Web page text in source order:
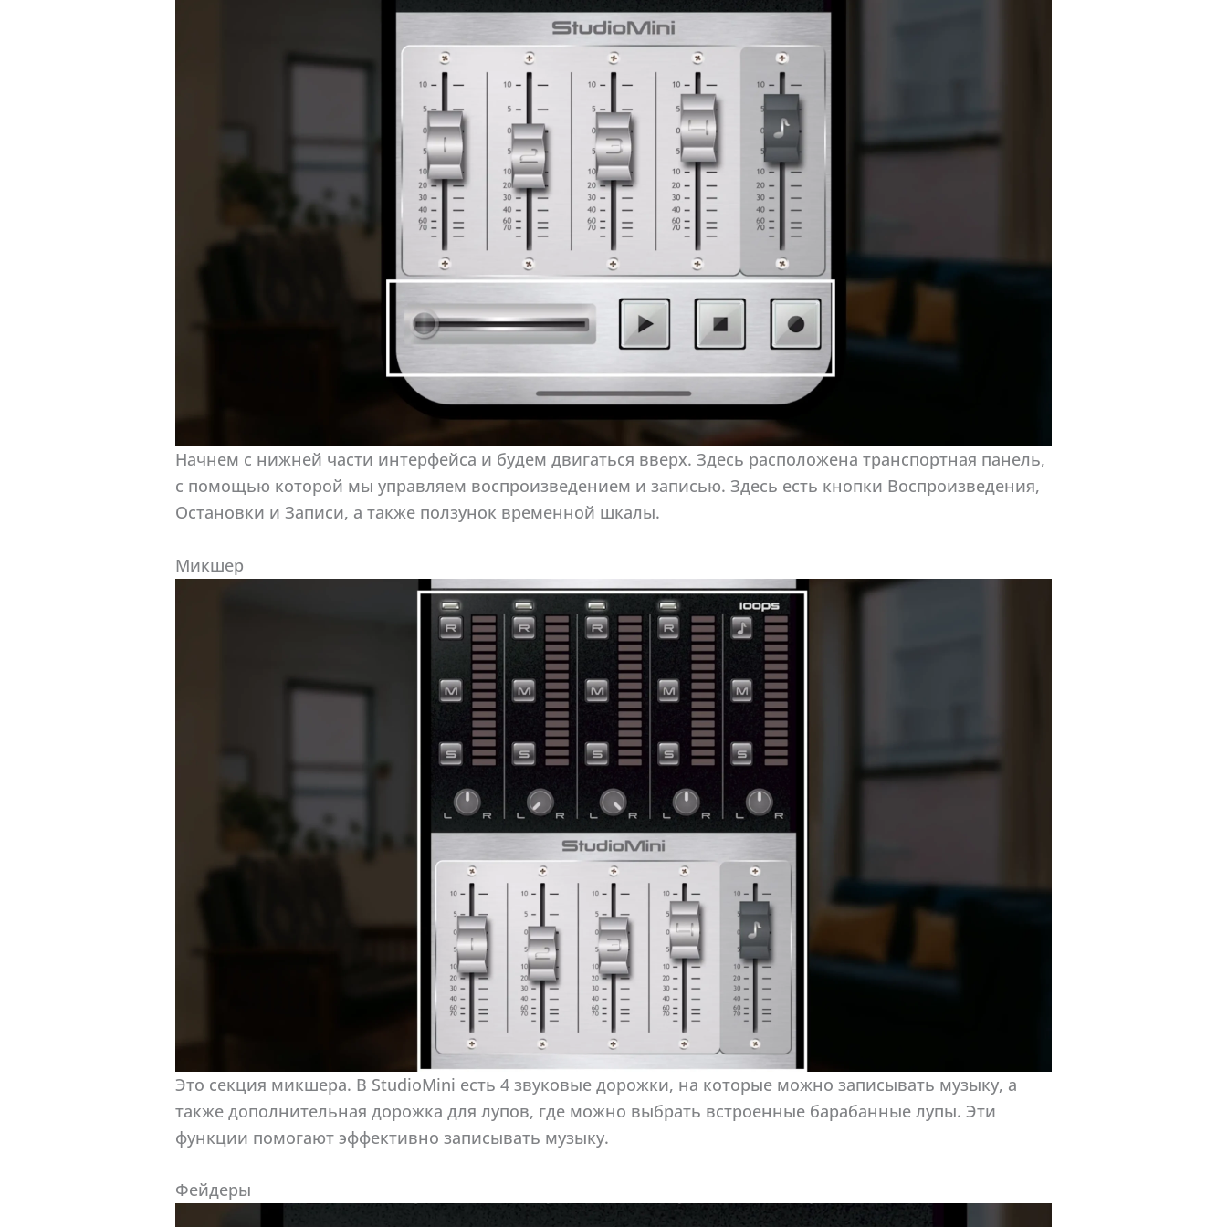
Начнем с нижней части интерфейса и будем двигаться вверх. Здесь расположена транспортная панель,
с помощью которой мы управляем воспроизведением и записью. Здесь есть кнопки Воспроизведения,
Остановки и Записи, а также ползунок временной шкалы.
Микшер
Это секция микшера. В StudioMini есть 4 звуковые дорожки, на которые можно записывать музыку, а
также дополнительная дорожка для лупов, где можно выбрать встроенные барабанные лупы. Эти
функции помогают эффективно записывать музыку.
Фейдеры